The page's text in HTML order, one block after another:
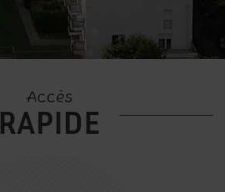
Accès
RAPIDE